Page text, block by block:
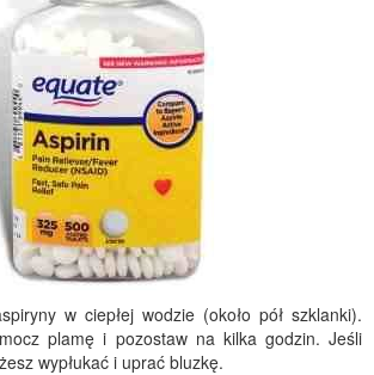
w ciepłej wodzie (około pół szklanki).
plamę i pozostaw na kilka godzin. Jeśli
wypłukać i uprać bluzkę.